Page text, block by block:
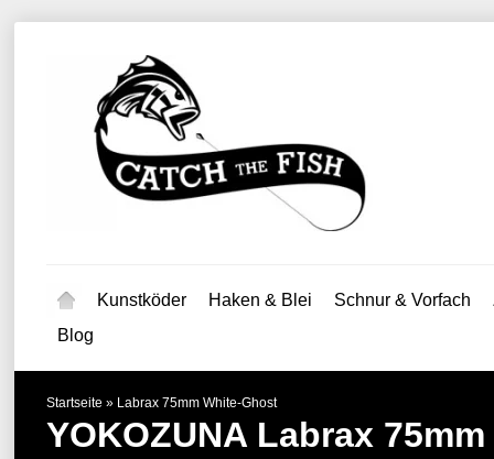
Kunstköder Haken & Blei Schnur & Vorfach
Blog
Startseite » Labrax 75mm White-Ghost
YOKOZUNA Labrax